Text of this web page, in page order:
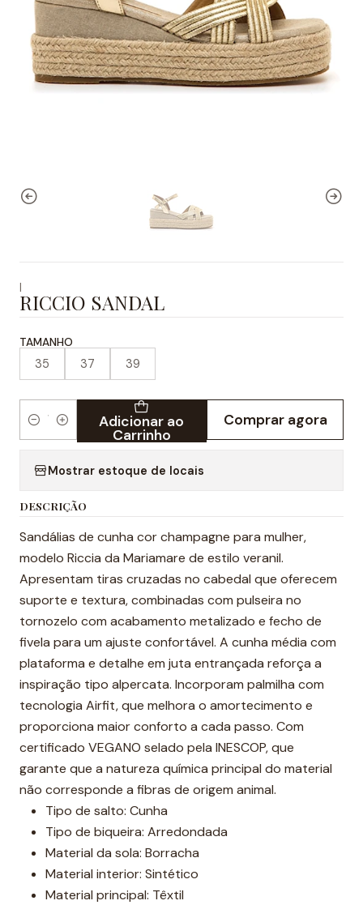
|
RICCIO SANDAL
TAMANHO
35 37 39
Quantidade Adicionar ao
Carrinho
Comprar agora
Mostrar estoque de locais
DESCRIÇÃO
Sandálias de cunha cor champagne para mulher,
modelo Riccia da Mariamare de estilo veranil.
Apresentam tiras cruzadas no cabedal que oferecem
suporte e textura, combinadas com pulseira no
tornozelo com acabamento metalizado e fecho de
fivela para um ajuste confortável. A cunha média com
plataforma e detalhe em juta entrançada reforça a
inspiração tipo alpercata. Incorporam palmilha com
tecnologia Airfit, que melhora o amortecimento e
proporciona maior conforto a cada passo. Com
certificado VEGANO selado pela INESCOP, que
garante que a natureza química principal do material
não corresponde a fibras de origem animal.
Tipo de salto: Cunha
Tipo de biqueira: Arredondada
Material da sola: Borracha
Material interior: Sintético
Material principal: Têxtil